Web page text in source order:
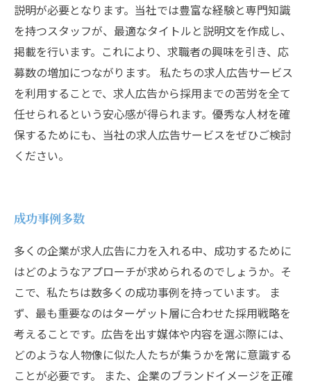
説明が必要となります。当社では豊富な経験と専門知識
を持つスタッフが、最適なタイトルと説明文を作成し、
掲載を行います。これにより、求職者の興味を引き、応
募数の増加につながります。 私たちの求人広告サービス
を利用することで、求人広告から採用までの苦労を全て
任せられるという安心感が得られます。優秀な人材を確
保するためにも、当社の求人広告サービスをぜひご検討
ください。
成功事例多数
多くの企業が求人広告に力を入れる中、成功するために
はどのようなアプローチが求められるのでしょうか。そ
こで、私たちは数多くの成功事例を持っています。 ま
ず、最も重要なのはターゲット層に合わせた採用戦略を
考えることです。広告を出す媒体や内容を選ぶ際には、
どのような人物像に似た人たちが集うかを常に意識する
ことが必要です。 また、企業のブランドイメージを正確